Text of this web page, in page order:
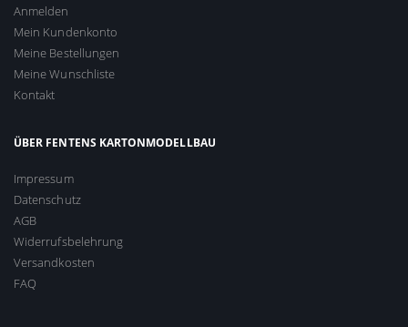
Anmelden
Mein Kundenkonto
Meine Bestellungen
Meine Wunschliste
Kontakt
ÜBER FENTENS KARTONMODELLBAU
Impressum
Datenschutz
AGB
Widerrufsbelehrung
Versandkosten
FAQ